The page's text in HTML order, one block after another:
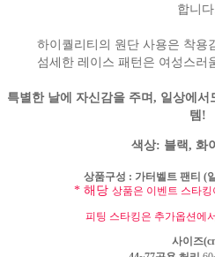
합니다.
하이퀄리티의 원단 사용은 착용
섬세한 레이스 패턴은 여성스러
특별한 날에 자신감을 주며, 일상에
템!
색상: 블랙 , 화
상품구성 : 가터벨트 팬티 (
* 해당 상품은 이벤트 스타킹
피팅 스타킹은 추가옵션에
사이즈